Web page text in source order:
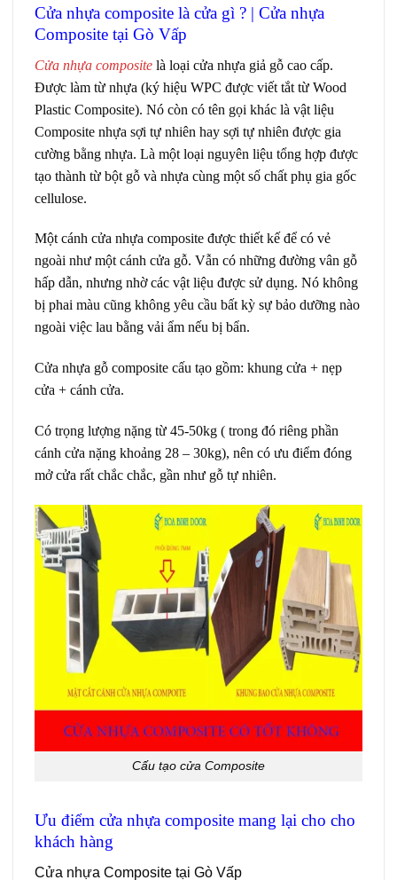
Cửa nhựa composite là cửa gì ? | Cửa nhựa
Composite tại Gò Vấp
Cửa nhựa composite là loại cửa nhựa giả gỗ cao cấp.
Được làm từ nhựa (ký hiệu WPC được viết tắt từ Wood
Plastic Composite). Nó còn có tên gọi khác là vật liệu
Composite nhựa sợi tự nhiên hay sợi tự nhiên được gia
cường bằng nhựa. Là một loại nguyên liệu tổng hợp được
tạo thành từ bột gỗ và nhựa cùng một số chất phụ gia gốc
cellulose.
Một cánh cửa nhựa composite được thiết kế để có vẻ
ngoài như một cánh cửa gỗ. Vẫn có những đường vân gỗ
hấp dẫn, nhưng nhờ các vật liệu được sử dụng. Nó không
bị phai màu cũng không yêu cầu bất kỳ sự bảo dưỡng nào
ngoài việc lau bằng vải ẩm nếu bị bẩn.
Cửa nhựa gỗ composite cấu tạo gồm: khung cửa + nẹp
cửa + cánh cửa.
Có trọng lượng nặng từ 45-50kg ( trong đó riêng phần
cánh cửa nặng khoảng 28 – 30kg), nên có ưu điểm đóng
mở cửa rất chắc chắc, gần như gỗ tự nhiên.
Cấu tạo cửa Composite
Ưu điểm cửa nhựa composite mang lại cho cho
khách hàng
Cửa nhựa Composite tại Gò Vấp